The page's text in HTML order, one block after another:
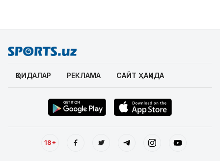
ҚОИДАЛАР РЕКЛАМА САЙТ ҲАҚИДА
18+